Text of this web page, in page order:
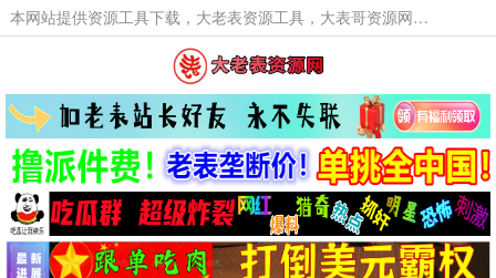
本网站提供资源工具下载，大老表资源工具，大表哥资源网软件工具，大老表资源下载，活动线报福利资源分享,活动线报，大型网游经典游戏，网络热门技术游戏辅助交流与分享。